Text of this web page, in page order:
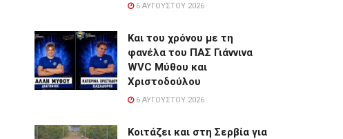
6 ΑΥΓΟΎΣΤΟΥ 2026
Και του χρόνου με τη
φανέλα του ΠΑΣ Γιάννινα
WVC Μύθου και
Χριστοδούλου
6 ΑΥΓΟΎΣΤΟΥ 2026
Κοιτάζει και στη Σερβία για